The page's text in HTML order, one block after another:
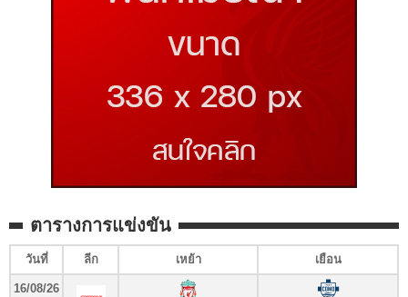
ตารางการแข่งขัน
วันที่ ลีก เหย้า เยือน
16/08/26